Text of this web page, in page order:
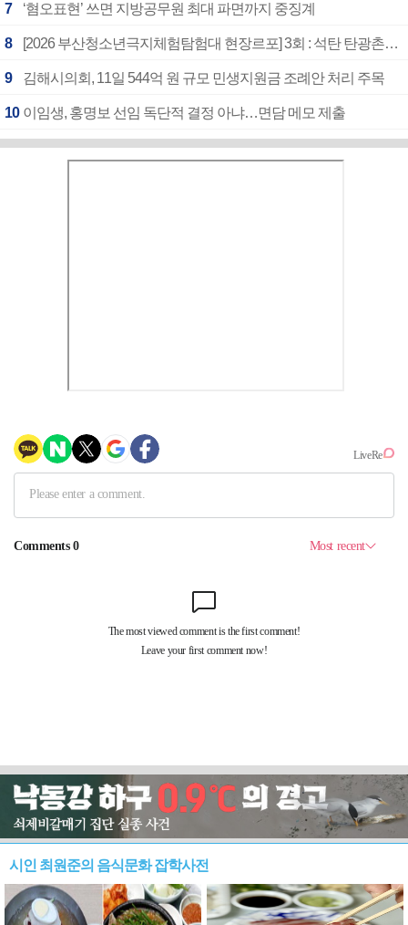
7 ‘혐오표현’ 쓰면 지방공무원 최대 파면까지 중징계
8 [2026 부산청소년극지체험탐험대 현장르포] 3회 : 석탄 탄광촌에서 북극 연구의 중심지로
9 김해시의회, 11일 544억 원 규모 민생지원금 조례안 처리 주목
10 이임생, 홍명보 선임 독단적 결정 아냐…면담 메모 제출
시인 최원준의 음식문화 잡학사전